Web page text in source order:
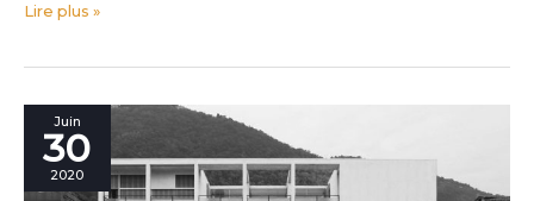
Lire plus »
Juin
30
2020
sens
de